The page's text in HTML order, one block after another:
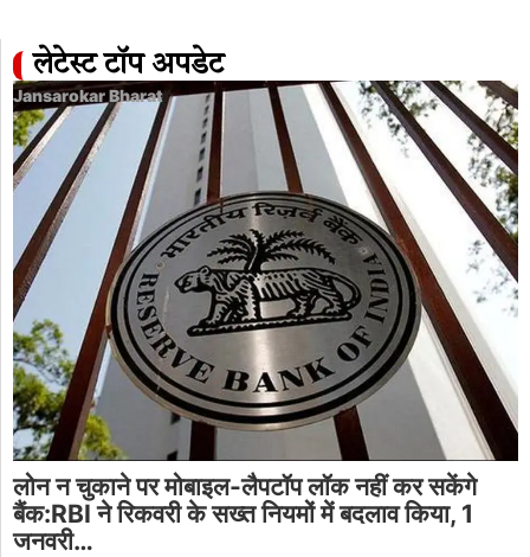
लेटेस्ट टॉप अपडेट
Jansarokar Bharat
लोन न चुकाने पर मोबाइल-लैपटॉप लॉक नहीं कर सकेंगे
बैंक:RBI ने रिकवरी के सख्त नियमों में बदलाव किया, 1
जनवरी…